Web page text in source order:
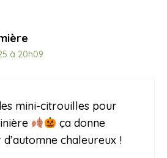
à 20h09
mini-citrouilles pour
ça donne
chaleureux !